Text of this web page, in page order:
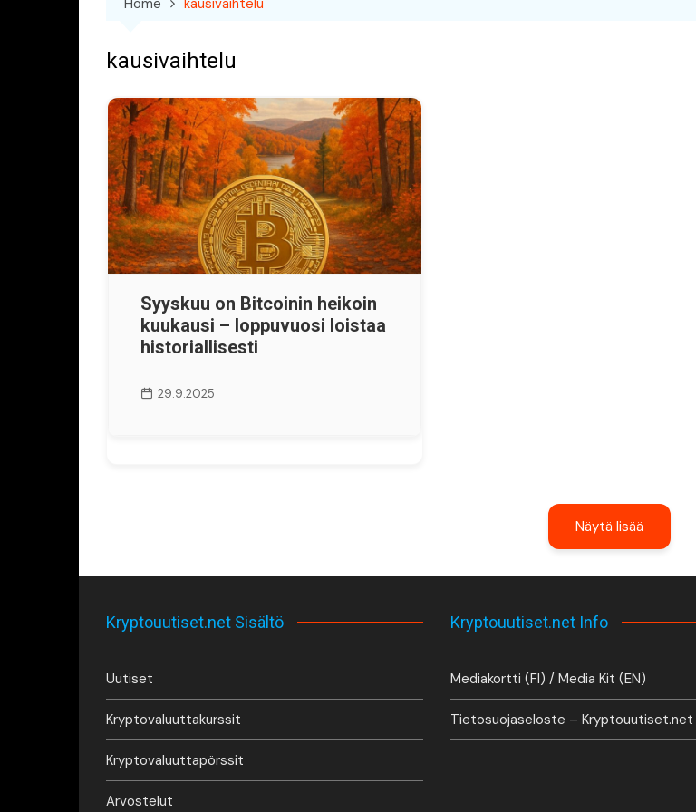
kausivaihtelu
Syyskuu on Bitcoinin heikoin
kuukausi – loppuvuosi loistaa
historiallisesti
29.9.2025
Näytä lisää
Kryptouutiset.net Sisältö
Uutiset
Kryptovaluuttakurssit
Kryptovaluuttapörssit
Arvostelut
Kryptouutiset.net Info
Mediakortti (FI) / Media Kit (EN)
Tietosuojaseloste – Kryptouutiset.net